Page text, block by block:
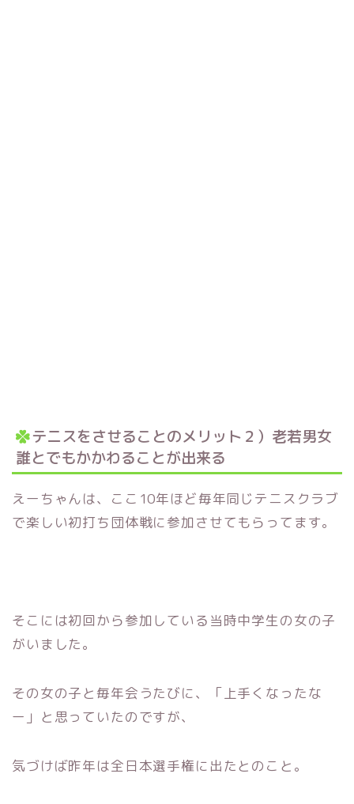
テニスをさせることのメリット２）老若男女
誰とでもかかわることが出来る
えーちゃんは、ここ10年ほど毎年同じテニスクラブ
で楽しい初打ち団体戦に参加させてもらってます。
そこには初回から参加している当時中学生の女の子
がいました。
その女の子と毎年会うたびに、「上手くなったな
ー」と思っていたのですが、
気づけば昨年は全日本選手権に出たとのこと。